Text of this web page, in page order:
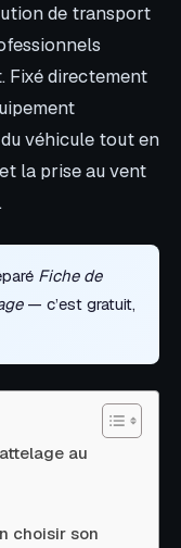
de transport
Fixé directement
véhicule tout en
la prise au vent
Fiche de
— c’est gratuit,
au
choisir son